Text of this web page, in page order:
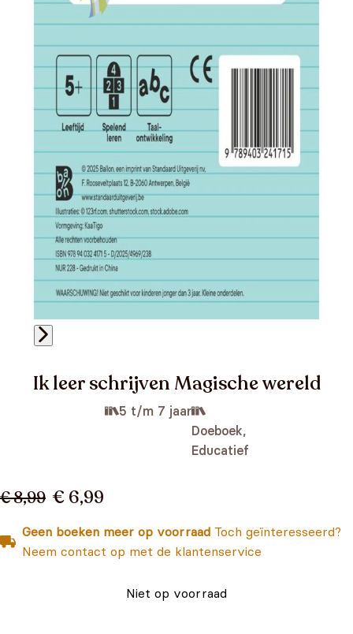
Ik leer schrijven Magische wereld
5 t/m 7 jaar
Doeboek,
Educatief
€ 8,99 € 6,99
Geen boeken meer op voorraad Toch geïnteresseerd?
Neem contact op met de klantenservice
Niet op voorraad